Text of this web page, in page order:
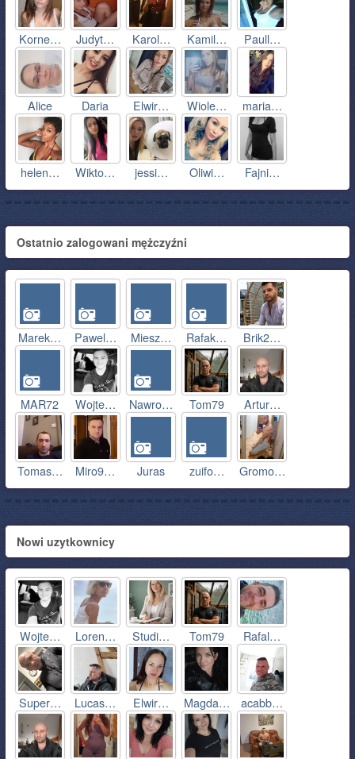
Korne… Judyt… Karol… Kamil… Paull…
Alice Daria Elwir… Wiole… maria…
helen… Wikto… jessi… Oliwi… Fajni…
Ostatnio zalogowani mężczyźni
Marek… Pawel… Miesz… Rafak… Brik2…
MAR72 Wojte… Nawro… Tom79 Artur…
Tomas… Miro9… Juras zuifo… Gromo…
Nowi uzytkownicy
Wojte… Loren… Studi… Tom79 Rafal…
Super… Lucas… Elwir… Magda… acabb…